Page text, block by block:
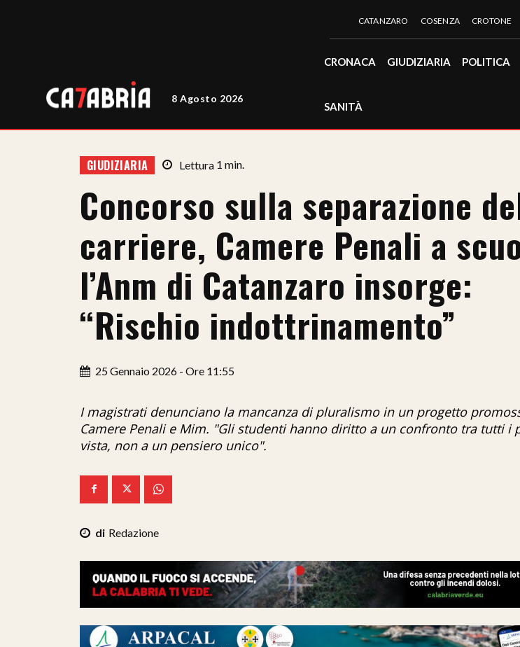
8 Agosto 2026
CATANZARO COSENZA CROTONE
CRONACA GIUDIZIARIA POLITICA
SANITÀ
GIUDIZIARIA Lettura 1 min.
Concorso sulla separazione
carriere, Camere Penali a
l’Anm di Catanzaro insorge:
“Rischio indottrinamento”
25 Gennaio 2026 - Ore 11:55
I magistrati denunciano la mancanza di pluralismo in un progetto
Camere Penali e Mim. "Gli studenti hanno diritto a un confronto tra tutti i
vista, non a un pensiero unico".
Redazione